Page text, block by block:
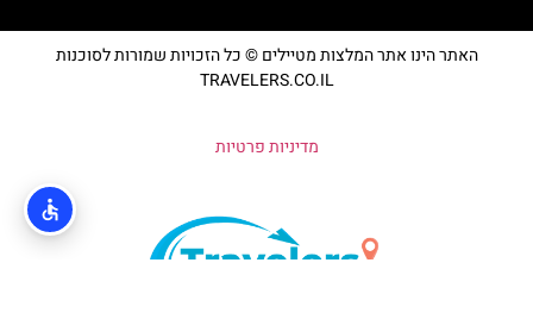
האתר הינו אתר המלצות מטיילים © כל הזכויות שמורות לסוכנות
TRAVELERS.CO.IL
מדיניות פרטיות